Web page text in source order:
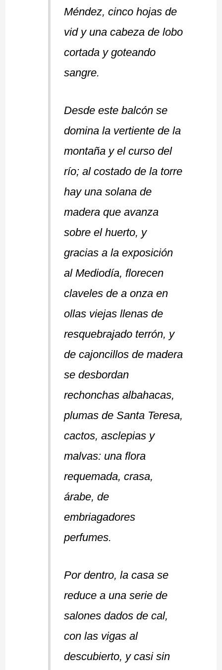
Méndez, cinco hojas de
vid y una cabeza de lobo
cortada y goteando
sangre.
Desde este balcón se
domina la vertiente de la
montaña y el curso del
río; al costado de la torre
hay una solana de
madera que avanza
sobre el huerto, y
gracias a la exposición
al Mediodía, florecen
claveles de a onza en
ollas viejas llenas de
resquebrajado terrón, y
de cajoncillos de madera
se desbordan
rechonchas albahacas,
plumas de Santa Teresa,
cactos, asclepias y
malvas: una flora
requemada, crasa,
árabe, de
embriagadores
perfumes.
Por dentro, la casa se
reduce a una serie de
salones dados de cal,
con las vigas al
descubierto, y casi sin